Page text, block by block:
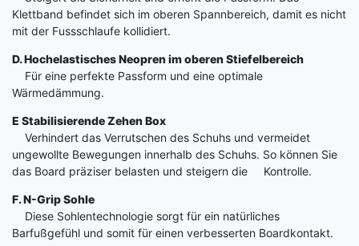
Klettband befindet sich im oberen Spannbereich, damit es nicht
mit der Fussschlaufe kollidiert.
D. Hochelastisches Neopren im oberen Stiefelbereich
Für eine perfekte Passform und eine optimale
Wärmedämmung.
E Stabilisierende Zehen Box
Verhindert das Verrutschen des Schuhs und vermeidet
ungewollte Bewegungen innerhalb des Schuhs. So können Sie
das Board präziser belasten und steigern die Kontrolle.
F. N-Grip Sohle
Diese Sohlentechnologie sorgt für ein natürliches
Barfußgefühl und somit für einen verbesserten Boardkontakt.